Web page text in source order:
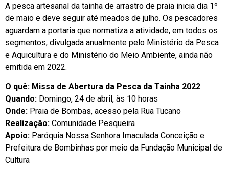
A pesca artesanal da tainha de arrastro de praia inicia dia 1º
de maio e deve seguir até meados de julho. Os pescadores
aguardam a portaria que normatiza a atividade, em todos os
segmentos, divulgada anualmente pelo Ministério da Pesca
e Aquicultura e do Ministério do Meio Ambiente, ainda não
emitida em 2022.
O quê: Missa de Abertura da Pesca da Tainha 2022
Quando: Domingo, 24 de abril, às 10 horas
Onde: Praia de Bombas, acesso pela Rua Tucano
Realização: Comunidade Pesqueira
Apoio: Paróquia Nossa Senhora Imaculada Conceição e
Prefeitura de Bombinhas por meio da Fundação Municipal de
Cultura